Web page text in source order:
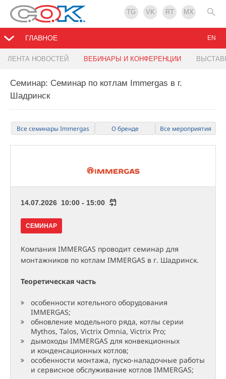
TG VK RT MX
ГЛАВНОЕ
ЛЕНТА НОВОСТЕЙ ВЕБИНАРЫ И КОНФЕРЕНЦИИ
EN
Семинар: Семинар по котлам Immergas в г.
Шадринск
Все семинары Immergas О бренде Все мероприятия
14.07.2026 10:00 - 15:00
СЕМИНАР
Компания IMMERGAS проводит семинар для
монтажников по котлам IMMERGAS в г. Шадринск.
Теоретическая часть
особенности котельного оборудования
IMMERGAS;
обновление модельного ряда, котлы серии
Mythos, Talos, Victrix Omnia, Victrix Pro;
дымоходы IMMERGAS для конвекционных
и конденсационных котлов;
особенности монтажа, пуско-наладочные работы
и сервисное обслуживание котлов IMMERGAS;